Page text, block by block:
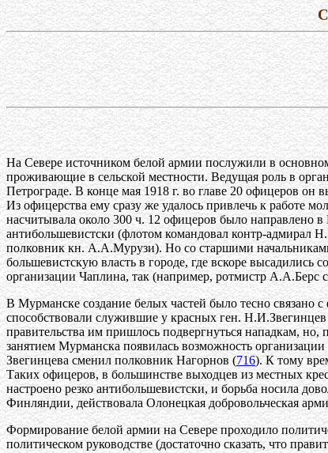
На Севере источником белой армии послужили в
проживающие в сельской местности. Ведущая роль в
Петрограде. В конце мая 1918 г. во главе 20 офицеров он
Из офицерства ему сразу же удалось привлечь к работе
насчитывала около 300 ч. 12 офицеров было направлено
антибольшевистски (флотом командовал контр-адмирал
полковник кн. А.А.Мурузи). Но со старшими
большевистскую власть в городе, где вскоре
организации Чаплина, так (например, ротмистр А.А.Берс
В Мурманске создание белых частей было тесно
способствовали служившие у красных ген.
правительства им пришлось подвергнуться нападкам,
занятием Мурманска появилась возможность
Звегинцева сменил полковник Нагорнов (716). К тому
Таких офицеров, в большинстве выходцев из местных
настроено резко антибольшевистски, и борьба носила
Финляндии, действовала Олонецкая добровольческая
Формирование белой армии на Севере проходило
политическом руководстве (достаточно сказать, что